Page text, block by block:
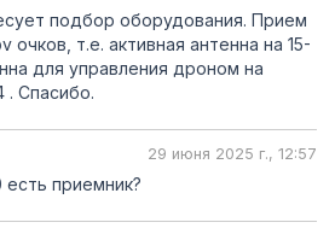
подбор оборудования. Прием
очков, т.е. активная антенна на 15-
для управления дроном на
. Спасибо.
29 июня 2025 г., 12:57
приемник?